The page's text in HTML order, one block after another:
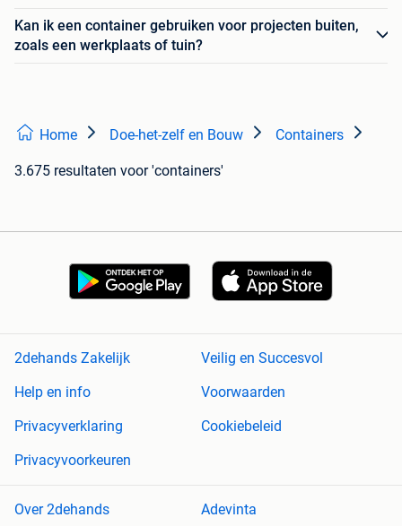
Kan ik een container gebruiken voor projecten buiten,
zoals een werkplaats of tuin?
Home Doe-het-zelf en Bouw Containers
3.675 resultaten voor 'containers'
2dehands Zakelijk
Veilig en Succesvol
Help en info
Voorwaarden
Privacyverklaring
Cookiebeleid
Privacyvoorkeuren
Over 2dehands Adevinta